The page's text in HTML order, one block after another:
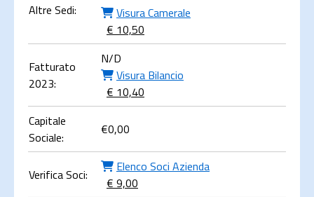
Altre Sedi:
Visura Camerale
€ 10,50
Fatturato
2023:
N/D
Visura Bilancio
€ 10,40
Capitale
Sociale:
€0,00
Verifica Soci:
Elenco Soci Azienda
€ 9,00